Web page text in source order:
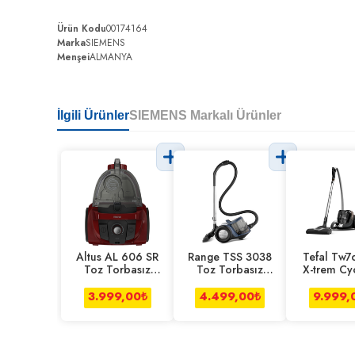
Ürün Kodu00174164
MarkaSIEMENS
MenşeiALMANYA
İlgili ÜrünlerSIEMENS Markalı Ürünler
Altus AL 606 SR
Toz Torbasız
Süpürge
3.999,00₺
Range TSS 3038
Toz Torbasız
4.499,00₺
Tefal
X-trem